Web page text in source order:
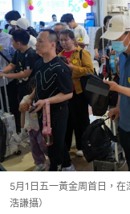
5月1日五一黃金周首日，
浩謙攝）